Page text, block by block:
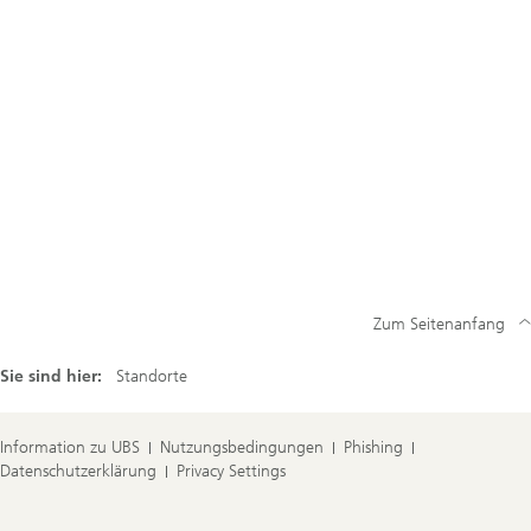
Sie sind hier: Standorte
Zum Seitenanfang
Information zu UBS Nutzungsbedingungen
Phishing
Datenschutzerklärung
Privacy Settings